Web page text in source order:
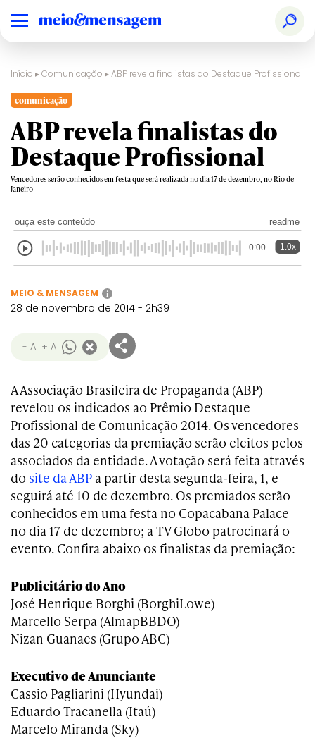
Início ▸Comunicação ▸ABP revela finalistas do Destaque Profissional
comunicação
ABP revela finalistas do
Destaque Profissional
Vencedores serão conhecidos em festa que será realizada no dia 17 de dezembro, no Rio de
Janeiro
ouça este conteúdo readme
0:00 1.0x
MEIO & MENSAGEM i
28 de novembro de 2014 - 2h39
- A + A
A Associação Brasileira de Propaganda (ABP)
revelou os indicados ao Prêmio Destaque
Profissional de Comunicação 2014. Os vencedores
das 20 categorias da premiação serão eleitos pelos
associados da entidade. A votação será feita através
do site da ABP a partir desta segunda-feira, 1, e
seguirá até 10 de dezembro. Os premiados serão
conhecidos em uma festa no Copacabana Palace
no dia 17 de dezembro; a TV Globo patrocinará o
evento. Confira abaixo os finalistas da premiação:
Publicitário do Ano
José Henrique Borghi (BorghiLowe)
Marcello Serpa (AlmapBBDO)
Nizan Guanaes (Grupo ABC)
Executivo de Anunciante
Cassio Pagliarini (Hyundai)
Eduardo Tracanella (Itaú)
Marcelo Miranda (Sky)